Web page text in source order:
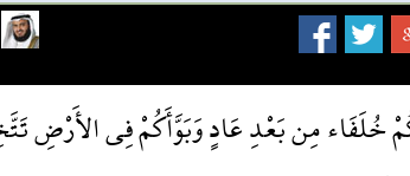
خُلَفَاء مِن بَعْدِ عَادٍ وَبَوَّأَكُمْ فِي الأَرْضِ